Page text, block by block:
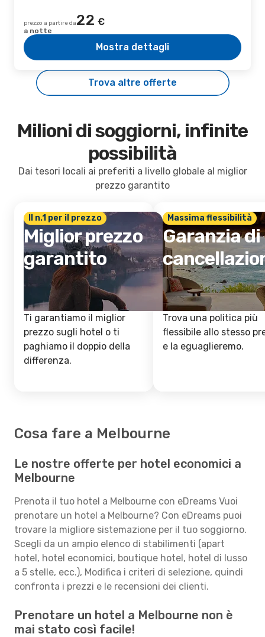
prezzo a partire da22 €
a notte
Mostra dettagli
Trova altre offerte
Milioni di soggiorni, infinite
possibilità
Dai tesori locali ai preferiti a livello globale al miglior
prezzo garantito
Il n.1 per il prezzo
Miglior prezzo
garantito
Ti garantiamo il miglior
prezzo sugli hotel o ti
paghiamo il doppio della
differenza.
Massima flessibilità
Garanzia di
Trova una politica più
flessibile allo stesso
e la eguaglieremo.
Cosa fare a Melbourne
Le nostre offerte per hotel economici a
Melbourne
Prenota il tuo hotel a Melbourne con eDreams Vuoi
prenotare un hotel a Melbourne? Con eDreams puoi
trovare la migliore sistemazione per il tuo soggiorno.
Scegli da un ampio elenco di stabilimenti (apart
hotel, hotel economici, boutique hotel, hotel di lusso
a 5 stelle, ecc.), Modifica i criteri di selezione, quindi
confronta i prezzi e le recensioni dei clienti.
Prenotare un hotel a Melbourne non è
mai stato così facile!